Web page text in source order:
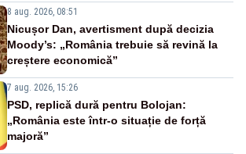
8 aug. 2026, 08:51
Nicușor Dan, avertisment după decizia
Moody’s: „România trebuie să revină la
creștere economică”
7 aug. 2026, 15:26
PSD, replică dură pentru Bolojan:
„România este într-o situație de forță
majoră”